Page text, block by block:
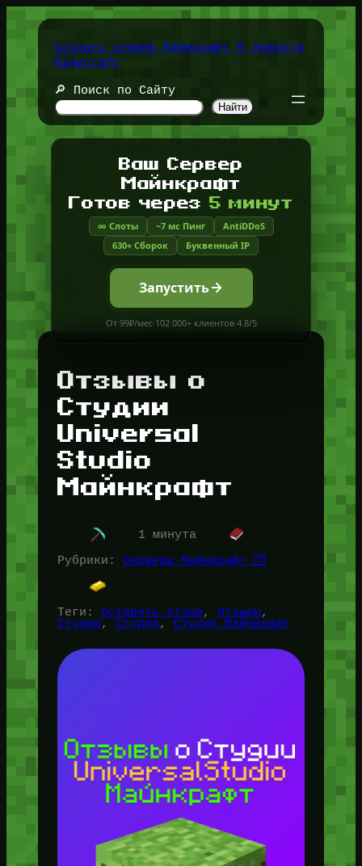
содержимомуСоздать сервер Майнкрафт ⛏️ Новости
Minecraft
🔎 Поиск по Сайту
Найти
Ваш Сервер
Майнкрафт
Готов через 5 минут
∞ Слоты ~7 мс Пинг
AntiDDoS
630+ Сборок
Буквенный IP
Запустить
От 99₽/мес·102 000+ клиентов·4.8/5
Отзывы о
Студии
Universal
Studio
Майнкрафт
1 минута
Рубрики: Сервера Майнкрафт 🛜
Теги: Оставить отзыв, Отзывы
Студии, Студия, Студия Майнкрафт